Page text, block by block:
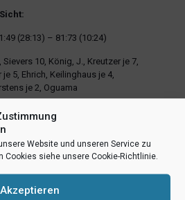
Website und unseren Service zu
Cookies siehe unsere Cookie-Richtlinie.
Akzeptieren
(28:13) – 81:73 (10:24)
10, König, J., Kreutzer je 7,
5, Ehrich, Keilinghaus je 4,
je 2, Oguama
teilen
teilen teilen